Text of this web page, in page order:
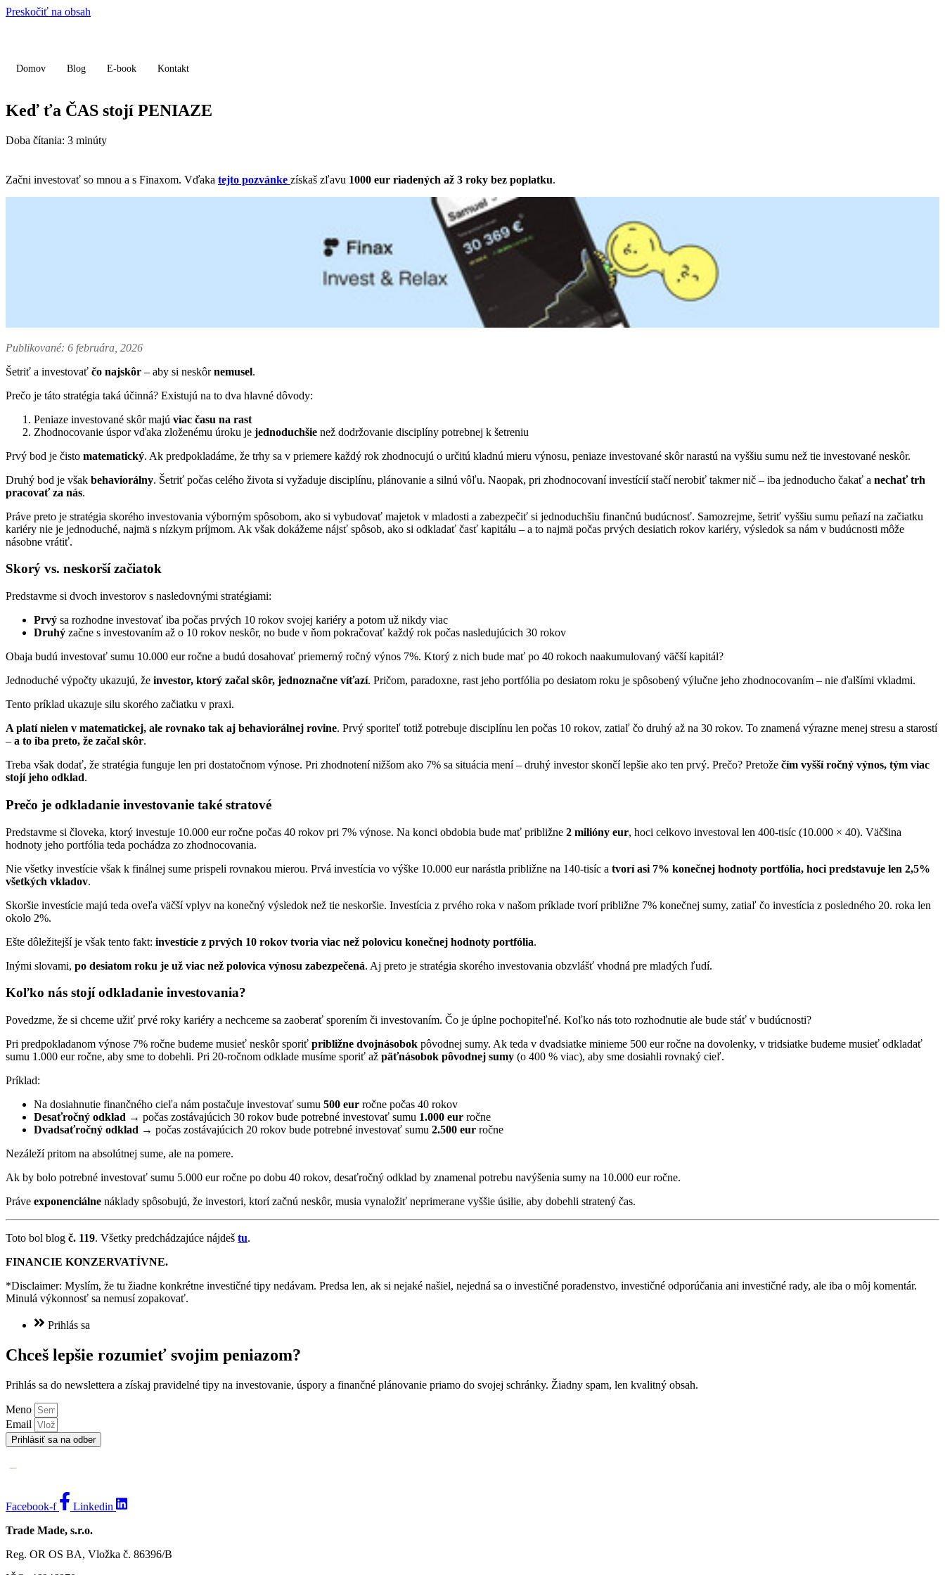
Preskočiť na obsah
Domov Blog E-book Kontakt
Keď ťa ČAS stojí PENIAZE
Doba čítania: 3 minúty
Začni investovať so mnou a s Finaxom. Vďaka tejto pozvánke získaš zľavu 1000 eur riadených až 3 roky bez poplatku.
Publikované: 6 februára, 2026
Šetriť a investovať čo najskôr – aby si neskôrnemusel.
Prečo je táto stratégia taká účinná? Existujú na to dva hlavné dôvody:
Peniaze investované skôr majú viac času na rast
Zhodnocovanie úspor vďaka zloženému úroku je jednoduchšie než dodržovanie disciplíny potrebnej k šetreniu
Prvý bod je čisto matematický. Ak predpokladáme, že trhy sa v priemere každý rok zhodnocujú o určitú kladnú mieru výnosu, peniaze investované skôr narastú na vyššiu sumu než tie investované neskôr.
Druhý bod je však behaviorálny. Šetriť počas celého života si vyžaduje disciplínu, plánovanie a silnú vôľu. Naopak, pri zhodnocovaní investícií stačí nerobiť takmer nič – iba jednoducho čakať a nechať trh
pracovať za nás.
Práve preto je stratégia skorého investovania výborným spôsobom, ako si vybudovať majetok v mladosti a zabezpečiť si jednoduchšiu finančnú budúcnosť. Samozrejme, šetriť vyššiu sumu peňazí na začiatku
kariéry nie je jednoduché, najmä s nízkym príjmom. Ak však dokážeme nájsť spôsob, ako si odkladať časť kapitálu – a to najmä počas prvých desiatich rokov kariéry, výsledok sa nám v budúcnosti môže
násobne vrátiť.
Skorý vs. neskorší začiatok
Predstavme si dvoch investorov s nasledovnými stratégiami:
Prvý sa rozhodne investovať iba počas prvých 10 rokov svojej kariéry a potom už nikdy viac
Druhý začne s investovaním až o 10 rokov neskôr, no bude v ňom pokračovať každý rok počas nasledujúcich 30 rokov
Obaja budú investovať sumu 10.000 eur ročne a budú dosahovať priemerný ročný výnos 7%. Ktorý z nich bude mať po 40 rokoch naakumulovaný väčší kapitál?
Jednoduché výpočty ukazujú, že investor, ktorý začal skôr, jednoznačne víťazí. Pričom, paradoxne, rast jeho portfólia po desiatom roku je spôsobený výlučne jeho zhodnocovaním – nie ďalšími vkladmi.
Tento príklad ukazuje silu skorého začiatku v praxi.
A platí nielen v matematickej, ale rovnako tak aj behaviorálnej rovine. Prvý sporiteľ totiž potrebuje disciplínu len počas 10 rokov, zatiaľ čo druhý až na 30 rokov. To znamená výrazne menej stresu a starostí
– a to iba preto, že začal skôr.
Treba však dodať, že stratégia funguje len pri dostatočnom výnose. Pri zhodnotení nižšom ako 7% sa situácia mení – druhý investor skončí lepšie ako ten prvý. Prečo? Pretože čím vyšší ročný výnos, tým viac
stojí jeho odklad.
Prečo je odkladanie investovanie také stratové
Predstavme si človeka, ktorý investuje 10.000 eur ročne počas 40 rokov pri 7% výnose. Na konci obdobia bude mať približne 2 milióny eur, hoci celkovo investoval len 400-tisíc (10.000 × 40). Väčšina
hodnoty jeho portfólia teda pochádza zo zhodnocovania.
Nie všetky investície však k finálnej sume prispeli rovnakou mierou. Prvá investícia vo výške 10.000 eur narástla približne na 140-tisíc a tvorí asi 7% konečnej hodnoty portfólia, hoci predstavuje len 2,5%
všetkých vkladov.
Skoršie investície majú teda oveľa väčší vplyv na konečný výsledok než tie neskoršie. Investícia z prvého roka v našom príklade tvorí približne 7% konečnej sumy, zatiaľ čo investícia z posledného 20. roka len
okolo 2%.
Ešte dôležitejší je však tento fakt: investície z prvých 10 rokov tvoria viac než polovicu konečnej hodnoty portfólia.
Inými slovami, po desiatom roku je už viac než polovica výnosu zabezpečená. Aj preto je stratégia skorého investovania obzvlášť vhodná pre mladých ľudí.
Koľko nás stojí odkladanie investovania?
Povedzme, že si chceme užiť prvé roky kariéry a nechceme sa zaoberať sporením či investovaním. Čo je úplne pochopiteľné. Koľko nás toto rozhodnutie ale bude stáť v budúcnosti?
Pri predpokladanom výnose 7% ročne budeme musieť neskôr sporiť približne dvojnásobok pôvodnej sumy. Ak teda v dvadsiatke minieme 500 eur ročne na dovolenky, v tridsiatke budeme musieť odkladať
sumu 1.000 eur ročne, aby sme to dobehli. Pri 20-ročnom odklade musíme sporiť až päťnásobok pôvodnej sumy (o 400 % viac), aby sme dosiahli rovnaký cieľ.
Príklad:
Na dosiahnutie finančného cieľa nám postačuje investovať sumu 500 eur ročne počas 40 rokov
Desaťročný odklad → počas zostávajúcich 30 rokov bude potrebné investovať sumu 1.000 eur ročne
Dvadsaťročný odklad → počas zostávajúcich 20 rokov bude potrebné investovať sumu 2.500 eur ročne
Nezáleží pritom na absolútnej sume, ale na pomere.
Ak by bolo potrebné investovať sumu 5.000 eur ročne po dobu 40 rokov, desaťročný odklad by znamenal potrebu navýšenia sumy na 10.000 eur ročne.
Práve exponenciálne náklady spôsobujú, že investori, ktorí začnú neskôr, musia vynaložiť neprimerane vyššie úsilie, aby dobehli stratený čas.
Toto bol blog č. 119. Všetky predchádzajúce nájdeš tu.
FINANCIE KONZERVATÍVNE.
*Disclaimer: Myslím, že tu žiadne konkrétne investičné tipy nedávam. Predsa len, ak si nejaké našiel, nejedná sa o investičné poradenstvo, investičné odporúčania ani investičné rady, ale iba o môj komentár.
Minulá výkonnosť sa nemusí zopakovať.
Prihlás sa
Chceš lepšie rozumieť svojim peniazom?
Prihlás sa do newslettera a získaj pravidelné tipy na investovanie, úspory a finančné plánovanie priamo do svojej schránky. Žiadny spam, len kvalitný obsah.
Meno
Email
Prihlásiť sa na odber
Facebook-f
Linkedin
Trade Made, s.r.o.
Reg. OR OS BA, Vložka č. 86396/B